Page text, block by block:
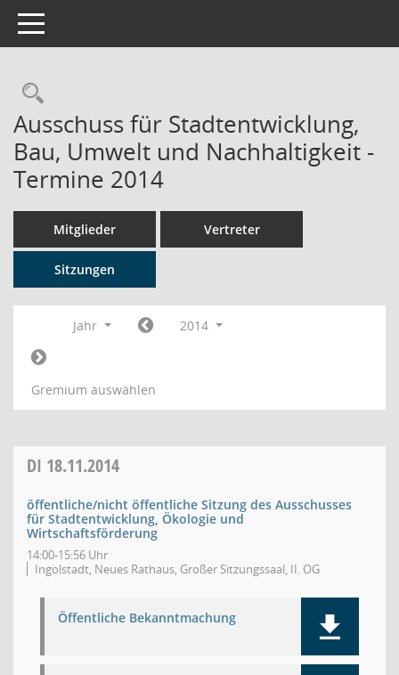
Toggle navigation
Rechercheauswahl
Ausschuss für Stadtentwicklung,
Bau, Umwelt und Nachhaltigkeit -
Termine 2014
Mitglieder Vertreter
Sitzungen
Jahr 2014
Gremium auswählen
DI 18.11.2014
öffentliche/nicht öffentliche Sitzung des Ausschusses
für Stadtentwicklung, Ökologie und
Wirtschaftsförderung
14:00-15:56 Uhr
Ingolstadt, Neues Rathaus, Großer Sitzungssaal, II. OG
Öffentliche Bekanntmachung